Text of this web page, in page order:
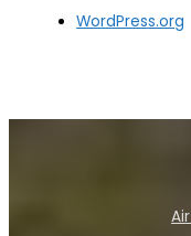
WordPress.org